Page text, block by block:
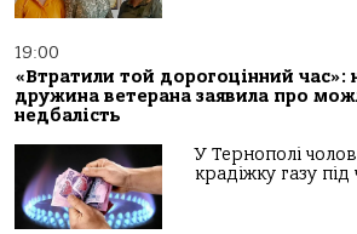
19:00
«Втратили той дорогоцінний час»:
дружина ветерана заявила про
недбалість
У Тернополі
крадіжку газу